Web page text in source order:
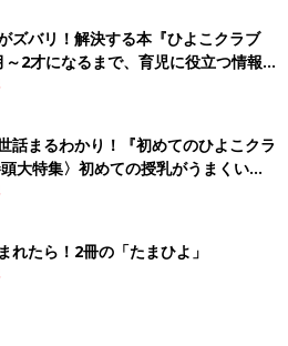
ズバリ！解決する本『ひよこクラブ
2才になるまで、育児に役立つ情報が
話まるわかり！『初めてのひよこクラ
大特集〉初めての授乳がうまくい
ミルクの基本と夏のトラブル 解決テ
れたら！2冊の「たまひよ」